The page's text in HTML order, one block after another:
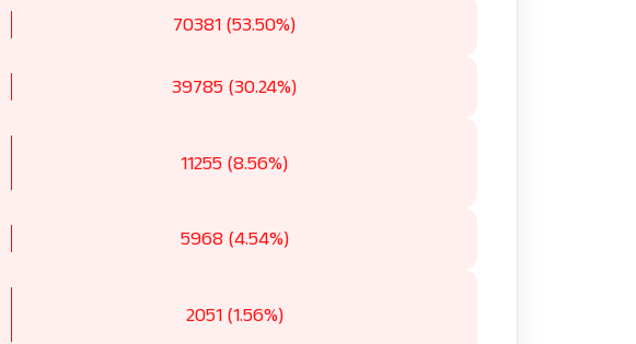
70381 (53.50%)
39785 (30.24%)
11255 (8.56%)
5968 (4.54%)
2051 (1.56%)